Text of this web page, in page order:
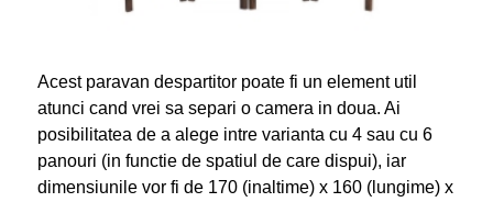
Acest paravan despartitor poate fi un element util
atunci cand vrei sa separi o camera in doua. Ai
posibilitatea de a alege intre varianta cu 4 sau cu 6
panouri (in functie de spatiul de care dispui), iar
dimensiunile vor fi de 170 (inaltime) x 160 (lungime) x